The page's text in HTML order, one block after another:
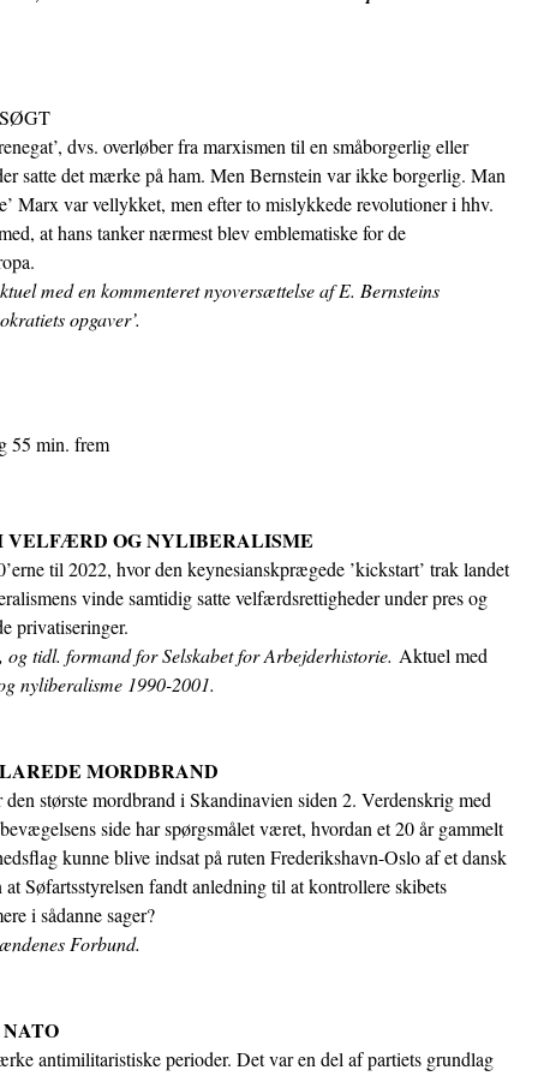
dvs. overløber fra marxismen til en småborgerlig eller
satte det mærke på ham. Men Bernstein var ikke borgerlig. Man
Marx var vellykket, men efter to mislykkede revolutioner i hhv.
at hans tanker nærmest blev emblematiske for de
med en kommenteret nyoversættelse af E. Bernsteins
opgaver’.
55 min. frem
VELFÆRD OG NYLIBERALISME
til 2022, hvor den keynesianskprægede ’kickstart’ trak landet
vinde samtidig satte velfærdsrettigheder under pres og
privatiseringer.
tidl. formand for Selskabet for Arbejderhistorie. Aktuel med
nyliberalisme 1990-2001.
MORDBRAND
største mordbrand i Skandinavien siden 2. Verdenskrig med
side har spørgsmålet været, hvordan et 20 år gammelt
kunne blive indsat på ruten Frederikshavn-Oslo af et dansk
at Søfartsstyrelsen fandt anledning til at kontrollere skibets
i sådanne sager?
Forbund.
antimilitaristiske perioder. Det var en del af partiets grundlag